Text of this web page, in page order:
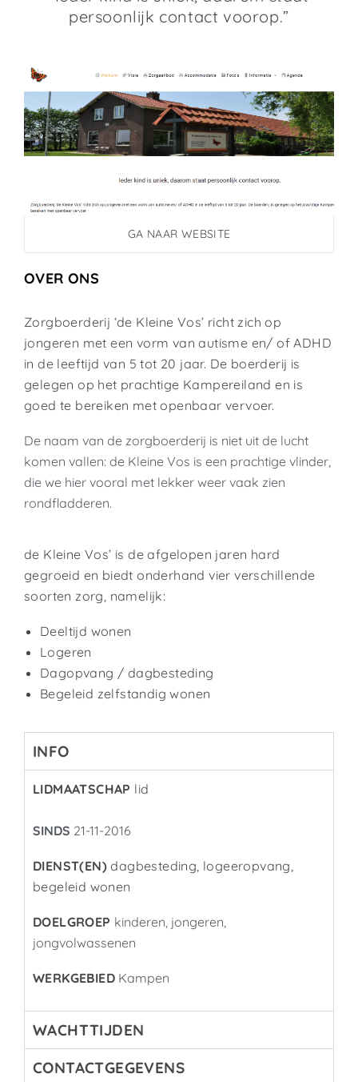
persoonlijk contact voorop.”
GA NAAR WEBSITE
OVER ONS
Zorgboerderij ‘de Kleine Vos’ richt zich op
jongeren met een vorm van autisme en/ of ADHD
in de leeftijd van 5 tot 20 jaar. De boerderij is
gelegen op het prachtige Kampereiland en is
goed te bereiken met openbaar vervoer.
De naam van de zorgboerderij is niet uit de lucht
komen vallen: de Kleine Vos is een prachtige vlinder,
die we hier vooral met lekker weer vaak zien
rondfladderen.
de Kleine Vos’ is de afgelopen jaren hard
gegroeid en biedt onderhand vier verschillende
soorten zorg, namelijk:
Deeltijd wonen
Logeren
Dagopvang / dagbesteding
Begeleid zelfstandig wonen
INFO
LIDMAATSCHAP lid
SINDS 21-11-2016
DIENST(EN) dagbesteding, logeeropvang,
begeleid wonen
DOELGROEP kinderen, jongeren,
jongvolwassenen
WERKGEBIED Kampen
WACHTTIJDEN
CONTACTGEGEVENS